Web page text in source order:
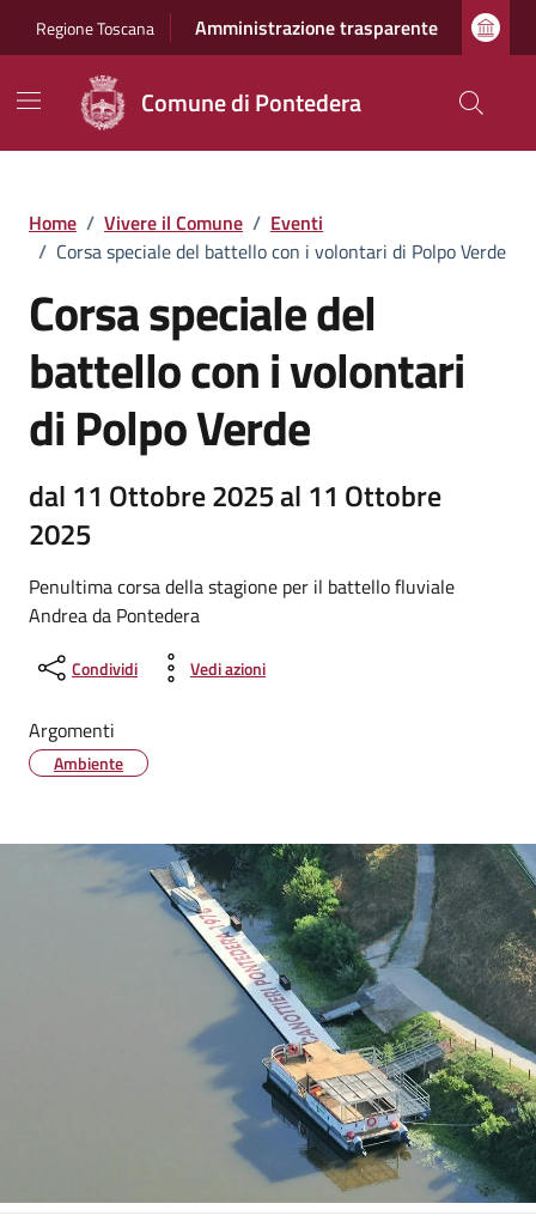
Regione Toscana Amministrazione trasparente
Comune di Pontedera
Home / Vivere il Comune / Eventi
/ Corsa speciale del battello con i volontari di Polpo Verde
Corsa speciale del
battello con i volontari
di Polpo Verde
dal 11 Ottobre 2025 al 11 Ottobre
2025
Penultima corsa della stagione per il battello fluviale
Andrea da Pontedera
Condividi Vedi azioni
Argomenti
Ambiente